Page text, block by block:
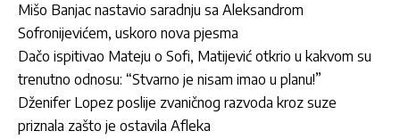
Mišo Banjac nastavio saradnju sa Aleksandrom
Sofronijevićem, uskoro nova pjesma
Dačo ispitivao Mateju o Sofi, Matijević otkrio u kakvom su
trenutno odnosu: “Stvarno je nisam imao u planu!”
Dženifer Lopez poslije zvaničnog razvoda kroz suze
priznala zašto je ostavila Afleka